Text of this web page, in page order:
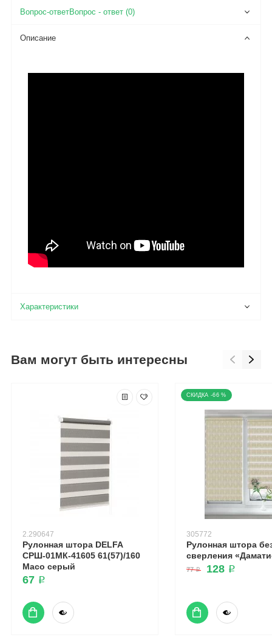
Вопрос - ответ (0)
Описание
Вам могут быть интересны
2.290647
Рулонная штора DELFA
СРШ-01МК-41605 61(57)/160
Масо серый
67 ₽
-66 %
305772
Рулонная штора
сверления
77 ₽ 128 ₽